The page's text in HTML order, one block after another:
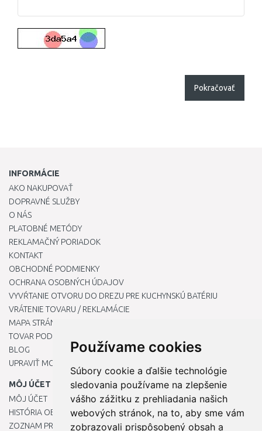
Používame cookies
Súbory cookie a ďalšie technológie
sledovania používame na zlepšenie
vášho zážitku z prehliadania našich
webových stránok, na to, aby sme vám
zobrazovali prispôsobený obsah a
Pokračovať
INFORMÁCIE
AKO NAKUPOVAŤ
DOPRAVNÉ SLUŽBY
O NÁS
PLATOBNÉ METÓDY
REKLAMAČNÝ PORIADOK
KONTAKT
OBCHODNÉ PODMIENKY
OCHRANA OSOBNÝCH ÚDAJOV
VYVŔTANIE OTVORU DO DREZU PRE KUCHYNSKÚ BATÉRIU
VRÁTENIE TOVARU / REKLAMÁCIE
MAPA STRÁNOK
TOVAR PODĽA ZNAČIEK
BLOG
UPRAVIŤ MOJE PREDVOĽBY COOKIES
MÔJ ÚČET
MÔJ ÚČET
HISTÓRIA OBJEDNÁVOK
ZOZNAM PRIANÍ